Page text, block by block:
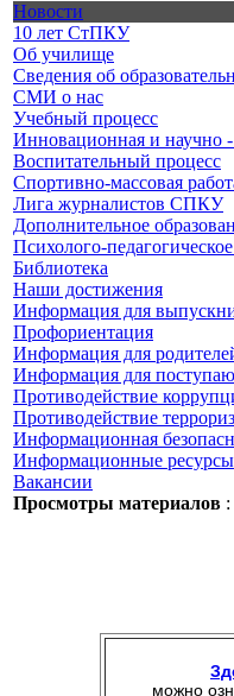
Новости
10 лет СтПКУ
Об училище
Сведения об
СМИ о нас
Учебный процесс
Инновационная и научно -
Воспитательный процесс
Спортивно-массовая
Лига журналистов СПКУ
Дополнительное
Психолого-
Библиотека
Наши достижения
Информация для
Профориентация
Информация для
Информация для
Противодействие
Противодействие
Информационная
Информационные ресурсы
Вакансии
Просмотры материалов
можно